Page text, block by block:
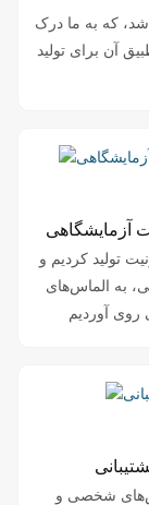
که به ما درک
آن برای تولید
آزمایشگاهی
تولید کردیم و
به الماس‌های
شخصی و